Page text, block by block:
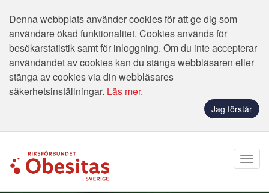
Denna webbplats använder cookies för att ge dig som
användare ökad funktionalitet. Cookies används för
besökarstatistik samt för inloggning. Om du inte accepterar
användandet av cookies kan du stänga webbläsaren eller
stänga av cookies via din webbläsares
säkerhetsinställningar. Läs mer.
Jag förstår